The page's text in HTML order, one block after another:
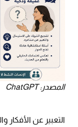
المصدر: ChatGPT
التعبير عن